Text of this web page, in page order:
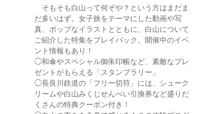
そもそも白山って何ぞや？という方はまだま
だ多いはず。女子旅をテーマにした動画や写
真、ポップなイラストとともに、白山について
ご紹介した特集をプレイバック。開催中のイベ
ント情報もあり！
◯和傘やスペシャル御朱印帳など、素敵なプレ
ゼントがもらえる「スタンプラリー」
◯長良川鉄道の「フリー切符」には、シューク
リームや白山みくじせんべい引換券など盛りだ
くさんの特典クーポン付き！